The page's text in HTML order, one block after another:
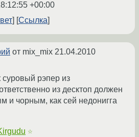
+00:00
Ссылка
от mix_mix 21.04.2010
суровый рэпер из
из десктоп должен
и чорным, как сей недонигга
☆